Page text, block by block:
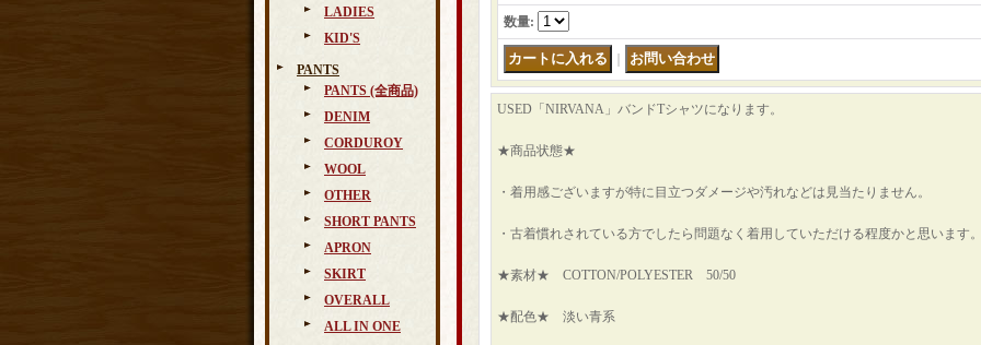
LADIES
KID'S
PANTS
PANTS (全商品)
DENIM
CORDUROY
WOOL
OTHER
SHORT PANTS
APRON
SKIRT
OVERALL
ALL IN ONE
数量:
USED「NIRVANA」バンドTシャツになります。
★商品状態★
・着用感ございますが特に目立つダメージや汚れなどは見当たりません。
・古着慣れされている方でしたら問題なく着用していただける程度かと思います
★素材★ COTTON/POLYESTER 50/50
★配色★ 淡い青系